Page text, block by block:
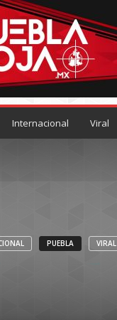
Internacional Viral
PUEBLA VIRAL